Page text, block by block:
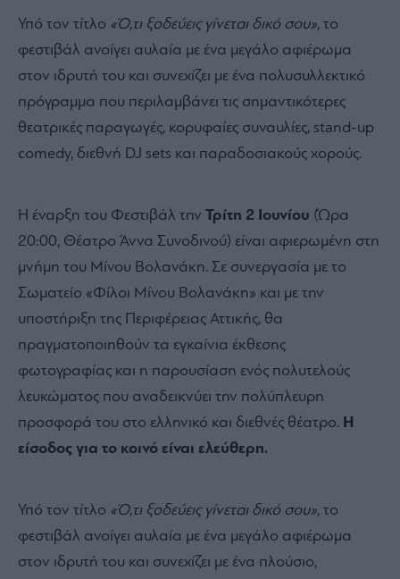
Υπό τον τίτλο «Ό,τι ξοδεύεις γίνεται δικό σου», το
φεστιβάλ ανοίγει αυλαία με ένα μεγάλο αφιέρωμα
στον ιδρυτή του και συνεχίζει με ένα πολυσυλλεκτικό
πρόγραμμα που περιλαμβάνει τις σημαντικότερες
θεατρικές παραγωγές, κορυφαίες συναυλίες, stand-up
comedy, διεθνή DJ sets και παραδοσιακούς χορούς.
Η έναρξη του Φεστιβάλ την Τρίτη 2 Ιουνίου (Ώρα
20:00, Θέατρο Άννα Συνοδινού) είναι αφιερωμένη στη
μνήμη του Μίνου Βολανάκη. Σε συνεργασία με το
Σωματείο «Φίλοι Μίνου Βολανάκη» και με την
υποστήριξη της Περιφέρειας Αττικής, θα
πραγματοποιηθούν τα εγκαίνια έκθεσης
φωτογραφίας και η παρουσίαση ενός πολυτελούς
λευκώματος που αναδεικνύει την πολύπλευρη
προσφορά του στο ελληνικό και διεθνές θέατρο. Η
είσοδος για το κοινό είναι ελεύθερη.
Υπό τον τίτλο «Ό,τι ξοδεύεις γίνεται δικό σου», το
φεστιβάλ ανοίγει αυλαία με ένα μεγάλο αφιέρωμα
στον ιδρυτή του και συνεχίζει με ένα πλούσιο,